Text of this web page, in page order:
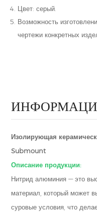
Цвет: серый.
Возможность
чертежи конкретных
Изолирующая
Submount
Описание продукции:
Нитрид алюминия — это
материал, который может
суровые условия, что